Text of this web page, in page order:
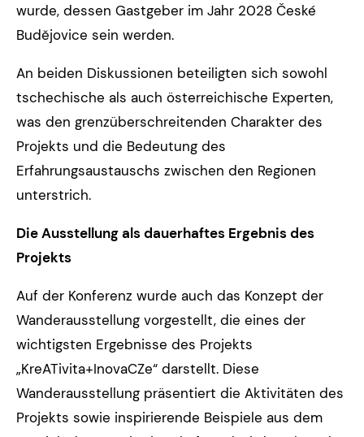
wurde, dessen Gastgeber im Jahr 2028 České
Budějovice sein werden.
An beiden Diskussionen beteiligten sich sowohl
tschechische als auch österreichische Experten,
was den grenzüberschreitenden Charakter des
Projekts und die Bedeutung des
Erfahrungsaustauschs zwischen den Regionen
unterstrich.
Die Ausstellung als dauerhaftes Ergebnis des
Projekts
Auf der Konferenz wurde auch das Konzept der
Wanderausstellung vorgestellt, die eines der
wichtigsten Ergebnisse des Projekts
„KreATivita+InovaCZe“ darstellt. Diese
Wanderausstellung präsentiert die Aktivitäten des
Projekts sowie inspirierende Beispiele aus dem